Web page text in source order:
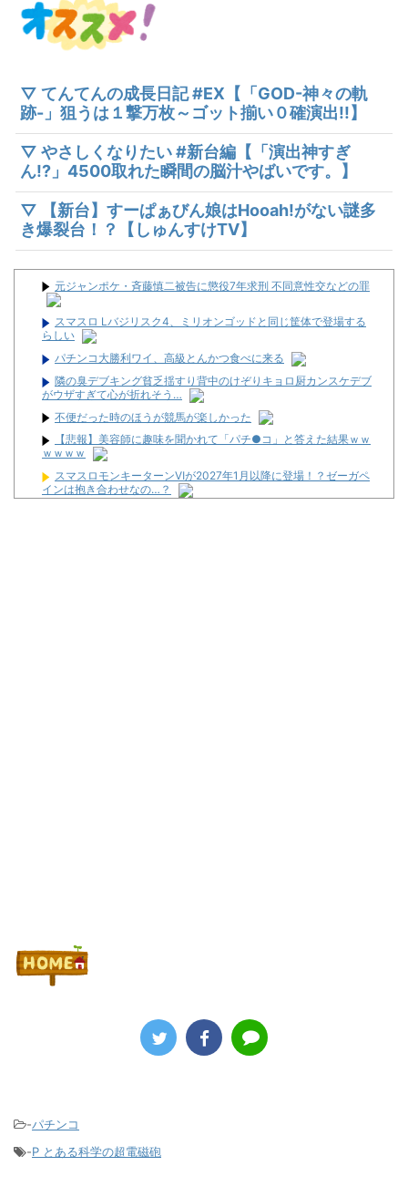
▽ てんてんの成長日記 #EX【「GOD-神々の軌
跡-」狙うは１撃万枚～ゴット揃い０確演出!!】
▽ やさしくなりたい #新台編【「演出神すぎ
ん!?」4500取れた瞬間の脳汁やばいです。】
▽ 【新台】すーぱぁびん娘はHooah!がない謎多
き爆裂台！？【しゅんすけTV】
元ジャンポケ・斉藤慎二被告に懲役7年求刑 不同意性交などの罪
スマスロ Lバジリスク4、ミリオンゴッドと同じ筐体で登場する
らしい
パチンコ大勝利ワイ、高級とんかつ食べに来る
隣の臭デブキング貧乏揺すり背中のけぞりキョロ厨カンスケデブ
がウザすぎて心が折れそう…
不便だった時のほうが競馬が楽しかった
【悲報】美容師に趣味を聞かれて「パチ●コ」と答えた結果ｗｗ
ｗｗｗｗ
スマスロモンキーターンⅥが2027年1月以降に登場！？ゼーガペ
インは抱き合わせなの…？
-パチンコ
-P とある科学の超電磁砲